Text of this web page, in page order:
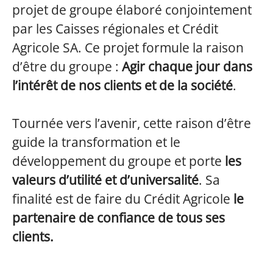
projet de groupe élaboré conjointement
par les Caisses régionales et Crédit
Agricole SA. Ce projet formule la raison
d’être du groupe : Agir chaque jour dans
l’intérêt de nos clients et de la société.
Tournée vers l’avenir, cette raison d’être
guide la transformation et le
développement du groupe et porte les
valeurs d’utilité et d’universalité. Sa
finalité est de faire du Crédit Agricole le
partenaire de confiance de tous ses
clients.